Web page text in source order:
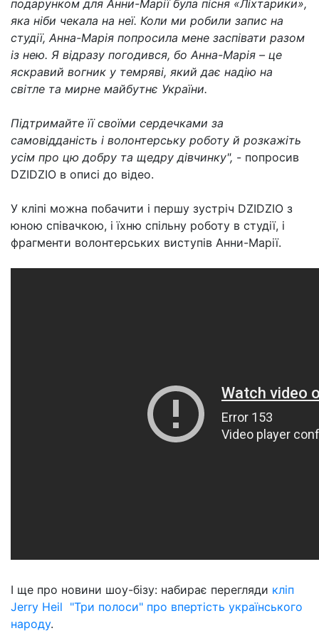
подарунком для Анни-Марії була пісня «Ліхтарики»,
яка ніби чекала на неї. Коли ми робили запис на
студії, Анна-Марія попросила мене заспівати разом
із нею. Я відразу погодився, бо Анна-Марія – це
яскравий вогник у темряві, який дає надію на
світле та мирне майбутнє України.
Підтримайте її своїми сердечками за
самовідданість і волонтерську роботу й розкажіть
усім про цю добру та щедру дівчинку", - попросив
DZIDZIO в описі до відео.
У кліпі можна побачити і першу зустріч DZIDZIO з
юною співачкою, і їхню спільну роботу в студії, і
фрагменти волонтерських виступів Анни-Марії.
І ще про новини шоу-бізу: набирає перегляди кліп
Jerry Heil "Три полоси" про впертість українського
народу.